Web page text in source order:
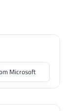
Microsoft